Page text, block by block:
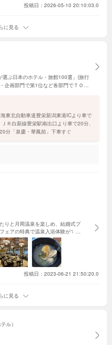
が大変そうというイメージが先行
と、趣のある素敵な建物や自然を
。また、プランナーの方のお話も
こで結婚式を挙げたい」と思うよ
めしたい会場です。
たくさん詰め込ませていただき
には二人とも大満足の式になり
温かく、当日もリラックスして
機会を、この会場で迎えることが
投稿日：2026-05-10 20:10:03.0
に見る
ぶ日本のホテル・旅館100選」(旅行
企画部門で第1位など各部門でＴＯＰ
東北自動車道豊栄新潟東港ICより車で
Ｒ白新線豊栄駅南出口より車で20分、
分「泉慶・華鳳前」下車すぐ
りと月岡温泉を楽しめ、結婚式プ
ェアの特典で温泉入浴体験ができ
ティが充実していたりと大満足
いました。
投稿日：2023-06-21 21:50:20.0
に見る
ル）